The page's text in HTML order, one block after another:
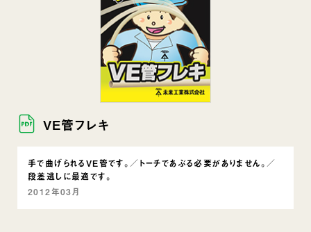
VE管フレキ
手で曲げられるVE管です。／トーチであぶる必要がありません。／
段差逃しに最適です。
2012年03月